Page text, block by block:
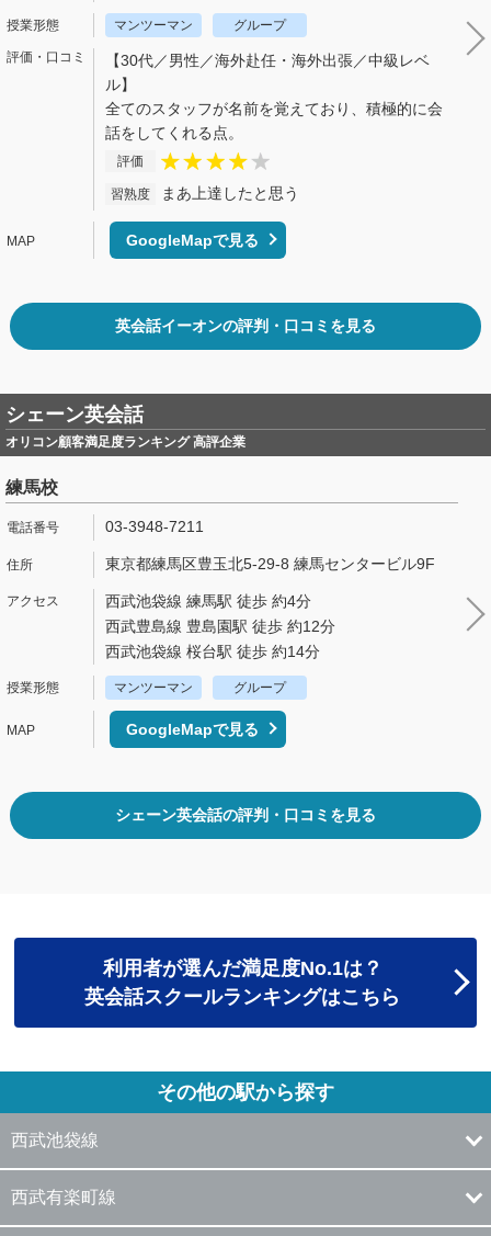
マンツーマン グループ
【30代／男性／海外赴任・海外出張／中級レベ
ル】
全てのスタッフが名前を覚えており、積極的に会
話をしてくれる点。
評価
習熟度 まあ上達したと思う
GoogleMapで見る
英会話イーオンの評判・口コミを見る
シェーン英会話
オリコン顧客満足度ランキング 高評企業
練馬校
03-3948-7211
東京都練馬区豊玉北5-29-8 練馬センタービル9F
西武池袋線 練馬駅 徒歩 約4分
西武豊島線 豊島園駅 徒歩 約12分
西武池袋線 桜台駅 徒歩 約14分
マンツーマン グループ
GoogleMapで見る
シェーン英会話の評判・口コミを見る
利用者が選んだ満足度No.1は？
英会話スクールランキングはこちら
その他の駅から探す
西武池袋線
西武有楽町線